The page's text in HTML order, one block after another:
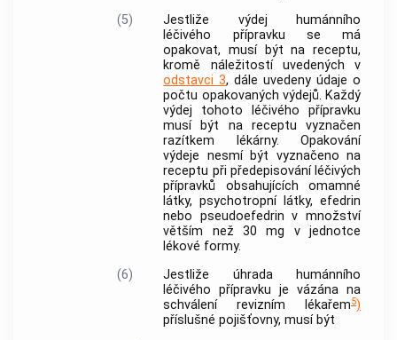
(5)
Jestliže výdej
humánního
léčivého přípravku se má
opakovat, musí být na receptu,
kromě náležitostí uvedených v
odstavci 3, dále uvedeny údaje o
počtu opakovaných výdejů. Každý
výdej tohoto
léčivého přípravku
musí být na receptu vyznačen
razítkem lékárny. Opakování
výdeje nesmí být vyznačeno na
receptu při předepisování léčivých
přípravků obsahujících omamné
látky, psychotropní látky, efedrin
nebo pseudoefedrin v množství
větším než 30 mg v jednotce
lékové formy.
(6)
Jestliže úhrada humánního
léčivého přípravku je vázána na
schválení revizním lékařem5)
příslušné pojišťovny, musí být